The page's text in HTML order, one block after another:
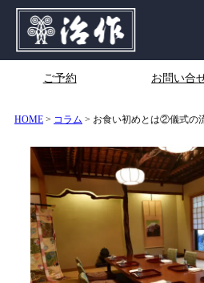
を
プ
ご予約 お問い合
HOME > コラム > お食い初めとは②儀式の